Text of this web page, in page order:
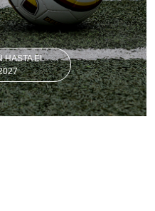
HASTA EL